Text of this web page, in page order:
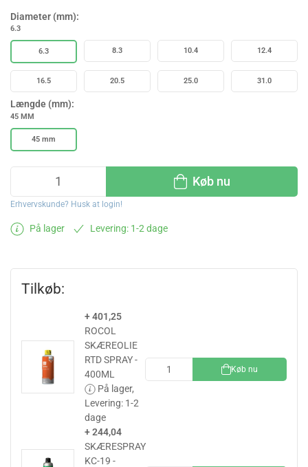
Diameter (mm):
6.3
6.3 8.3 10.4 12.4
16.5 20.5 25.0 31.0
Længde (mm):
45 MM
45 mm
Køb nu
Erhvervskunde? Husk at login!
På lager Levering: 1-2 dage
Tilkøb:
+ 401,25
ROCOL
SKÆREOLIE
RTD SPRAY -
400ML
På lager,
Levering: 1-2
dage
Køb nu
+ 244,04
SKÆRESPRAY
KC-19 -